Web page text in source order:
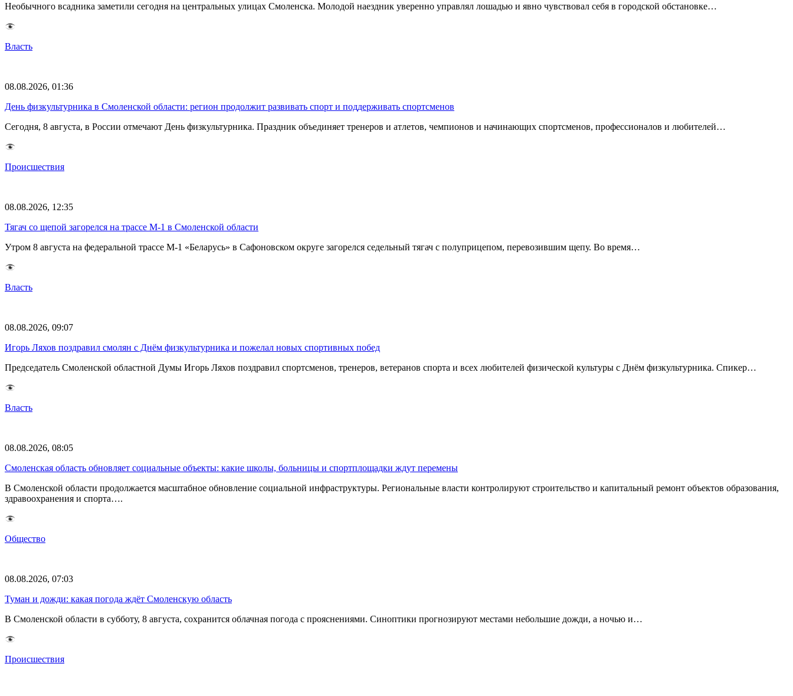
Необычного всадника заметили сегодня на центральных улицах Смоленска. Молодой наездник уверенно управлял лошадью и явно чувствовал себя в городской обстановке…
Власть
08.08.2026, 01:36
День физкультурника в Смоленской области: регион продолжит развивать спорт и поддерживать спортсменов
Сегодня, 8 августа, в России отмечают День физкультурника. Праздник объединяет тренеров и атлетов, чемпионов и начинающих спортсменов, профессионалов и любителей…
Происшествия
08.08.2026, 12:35
Тягач со щепой загорелся на трассе М-1 в Смоленской области
Утром 8 августа на федеральной трассе М-1 «Беларусь» в Сафоновском округе загорелся седельный тягач с полуприцепом, перевозившим щепу. Во время…
Власть
08.08.2026, 09:07
Игорь Ляхов поздравил смолян с Днём физкультурника и пожелал новых спортивных побед
Председатель Смоленской областной Думы Игорь Ляхов поздравил спортсменов, тренеров, ветеранов спорта и всех любителей физической культуры с Днём физкультурника. Спикер…
Власть
08.08.2026, 08:05
Смоленская область обновляет социальные объекты: какие школы, больницы и спортплощадки ждут перемены
В Смоленской области продолжается масштабное обновление социальной инфраструктуры. Региональные власти контролируют строительство и капитальный ремонт объектов образования,
здравоохранения и спорта….
Общество
08.08.2026, 07:03
Туман и дожди: какая погода ждёт Смоленскую область
В Смоленской области в субботу, 8 августа, сохранится облачная погода с прояснениями. Синоптики прогнозируют местами небольшие дожди, а ночью и…
Происшествия